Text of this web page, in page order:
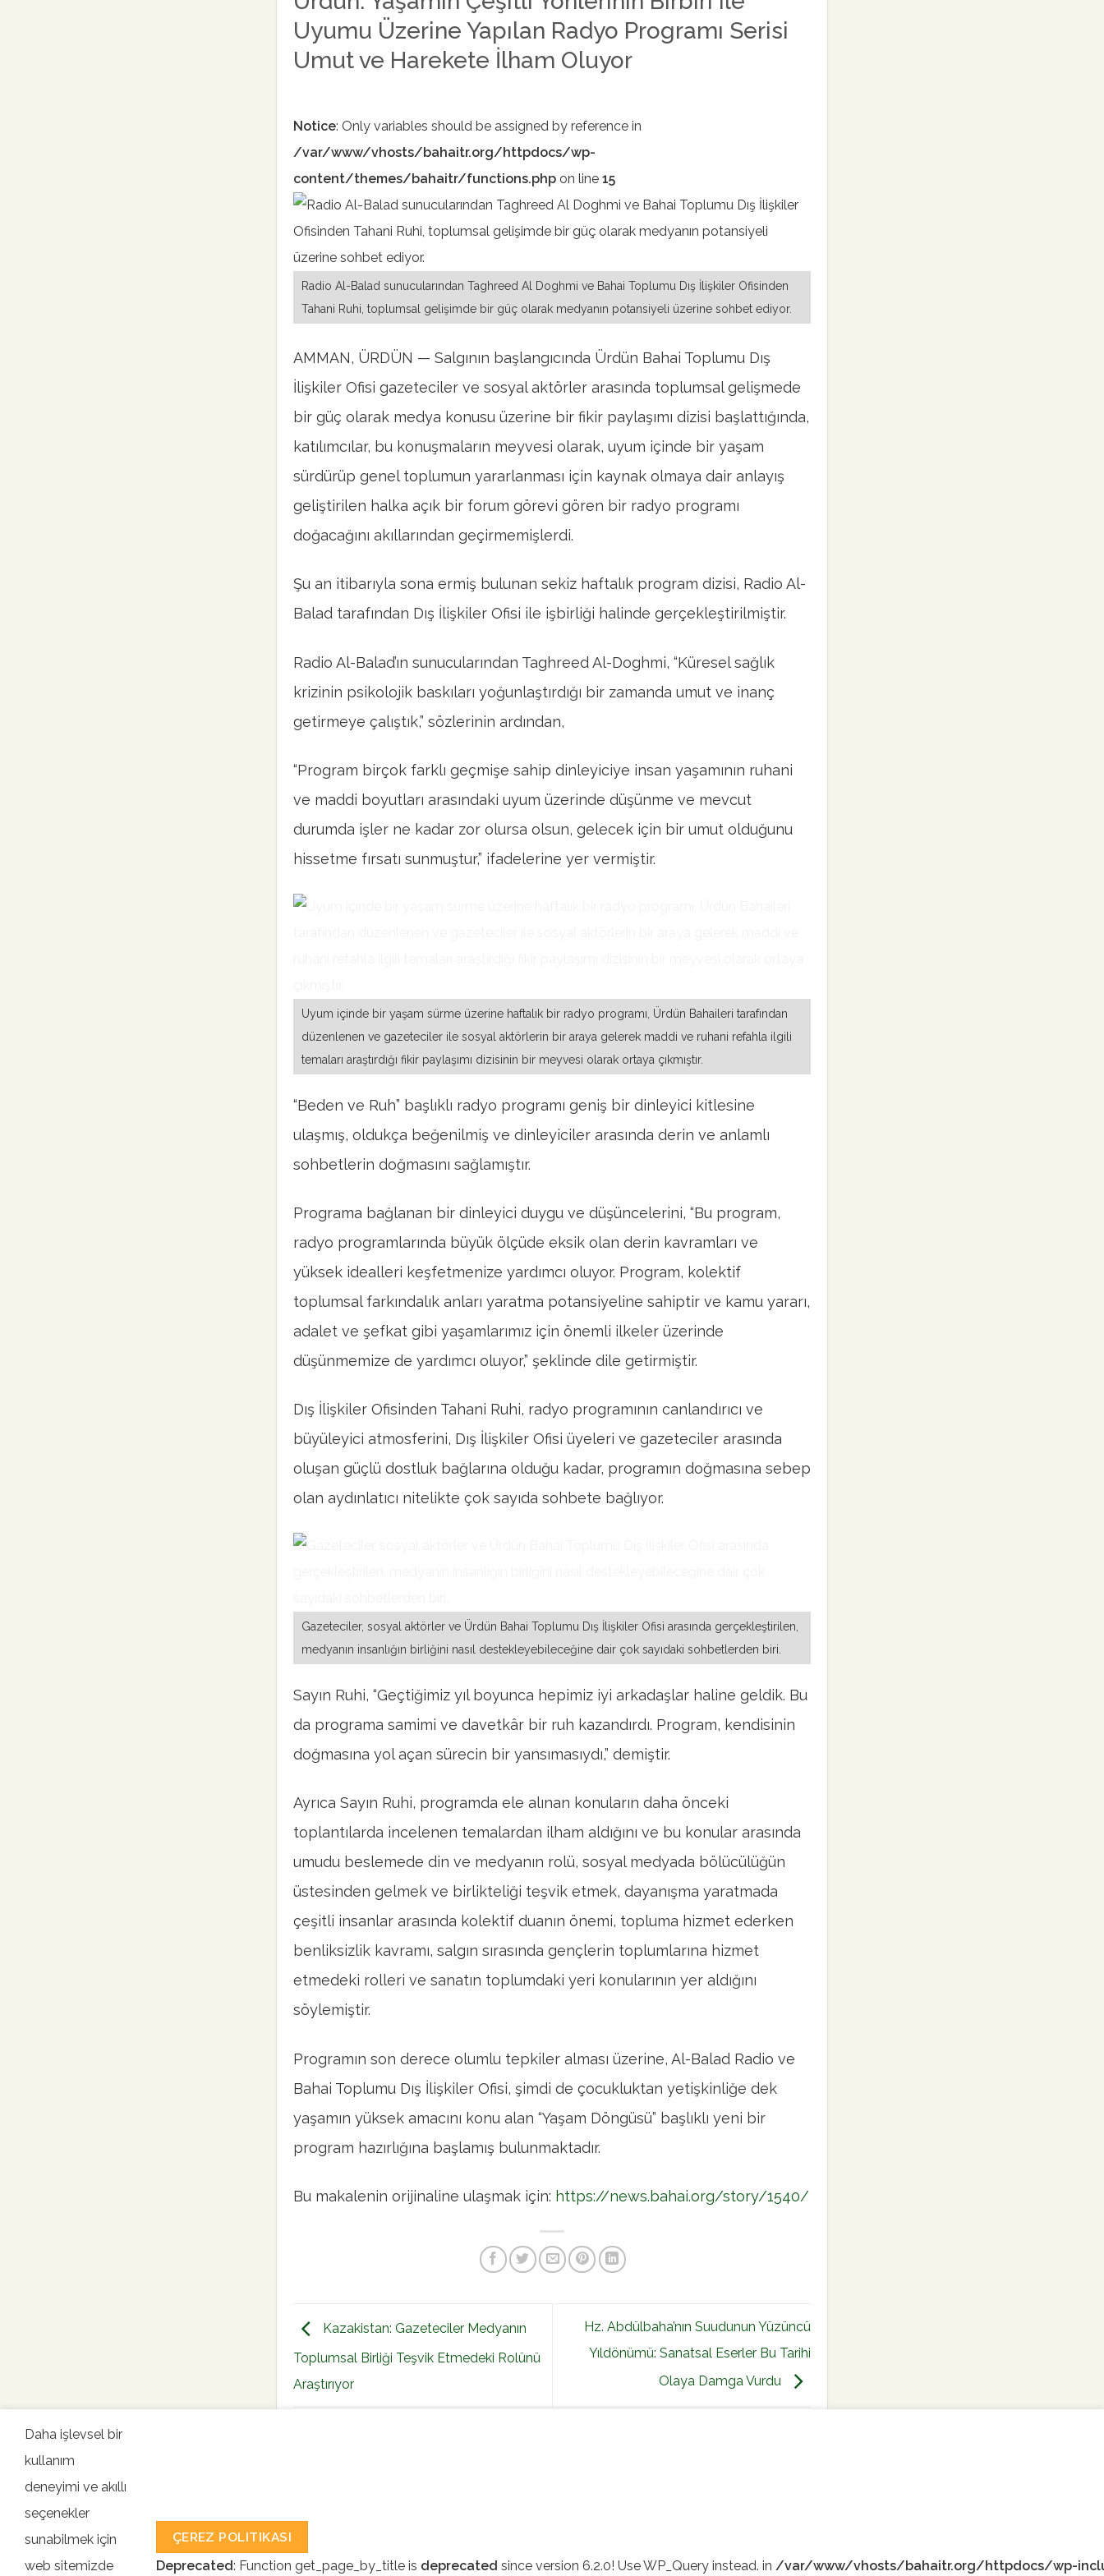
Uyumu Üzerine Yapılan Radyo Programı Serisi
Umut ve Harekete İlham Oluyor
Notice: Only variables should be assigned by reference in
/var/www/vhosts/bahaitr.org/httpdocs/wp-
content/themes/bahaitr/functions.php on line 15
Radio Al-Balad sunucularından Taghreed Al Doghmi ve Bahai Toplumu Dış İlişkiler Ofisinden
Tahani Ruhi, toplumsal gelişimde bir güç olarak medyanın potansiyeli üzerine sohbet ediyor.
AMMAN, ÜRDÜN — Salgının başlangıcında Ürdün Bahai Toplumu Dış
İlişkiler Ofisi gazeteciler ve sosyal aktörler arasında toplumsal gelişmede
bir güç olarak medya konusu üzerine bir fikir paylaşımı dizisi başlattığında,
katılımcılar, bu konuşmaların meyvesi olarak, uyum içinde bir yaşam
sürdürüp genel toplumun yararlanması için kaynak olmaya dair anlayış
geliştirilen halka açık bir forum görevi gören bir radyo programı
doğacağını akıllarından geçirmemişlerdi.
Şu an itibarıyla sona ermiş bulunan sekiz haftalık program dizisi, Radio Al-
Balad tarafından Dış İlişkiler Ofisi ile işbirliği halinde gerçekleştirilmiştir.
Radio Al-Balad’ın sunucularından Taghreed Al-Doghmi, “Küresel sağlık
krizinin psikolojik baskıları yoğunlaştırdığı bir zamanda umut ve inanç
getirmeye çalıştık,” sözlerinin ardından,
“Program birçok farklı geçmişe sahip dinleyiciye insan yaşamının ruhani
ve maddi boyutları arasındaki uyum üzerinde düşünme ve mevcut
durumda işler ne kadar zor olursa olsun, gelecek için bir umut olduğunu
hissetme fırsatı sunmuştur,” ifadelerine yer vermiştir.
Uyum içinde bir yaşam sürme üzerine haftalık bir radyo programı, Ürdün Bahaileri tarafından
düzenlenen ve gazeteciler ile sosyal aktörlerin bir araya gelerek maddi ve ruhani refahla ilgili
temaları araştırdığı fikir paylaşımı dizisinin bir meyvesi olarak ortaya çıkmıştır.
“Beden ve Ruh” başlıklı radyo programı geniş bir dinleyici kitlesine
ulaşmış, oldukça beğenilmiş ve dinleyiciler arasında derin ve anlamlı
sohbetlerin doğmasını sağlamıştır.
Programa bağlanan bir dinleyici duygu ve düşüncelerini, “Bu program,
radyo programlarında büyük ölçüde eksik olan derin kavramları ve
yüksek idealleri keşfetmenize yardımcı oluyor. Program, kolektif
toplumsal farkındalık anları yaratma potansiyeline sahiptir ve kamu yararı,
adalet ve şefkat gibi yaşamlarımız için önemli ilkeler üzerinde
düşünmemize de yardımcı oluyor,” şeklinde dile getirmiştir.
Dış İlişkiler Ofisinden Tahani Ruhi, radyo programının canlandırıcı ve
büyüleyici atmosferini, Dış İlişkiler Ofisi üyeleri ve gazeteciler arasında
oluşan güçlü dostluk bağlarına olduğu kadar, programın doğmasına sebep
olan aydınlatıcı nitelikte çok sayıda sohbete bağlıyor.
Gazeteciler, sosyal aktörler ve Ürdün Bahai Toplumu Dış İlişkiler Ofisi arasında gerçekleştirilen,
medyanın insanlığın birliğini nasıl destekleyebileceğine dair çok sayıdaki sohbetlerden biri.
Sayın Ruhi, “Geçtiğimiz yıl boyunca hepimiz iyi arkadaşlar haline geldik. Bu
da programa samimi ve davetkâr bir ruh kazandırdı. Program, kendisinin
doğmasına yol açan sürecin bir yansımasıydı,” demiştir.
Ayrıca Sayın Ruhi, programda ele alınan konuların daha önceki
toplantılarda incelenen temalardan ilham aldığını ve bu konular arasında
umudu beslemede din ve medyanın rolü, sosyal medyada bölücülüğün
üstesinden gelmek ve birlikteliği teşvik etmek, dayanışma yaratmada
çeşitli insanlar arasında kolektif duanın önemi, topluma hizmet ederken
benliksizlik kavramı, salgın sırasında gençlerin toplumlarına hizmet
etmedeki rolleri ve sanatın toplumdaki yeri konularının yer aldığını
söylemiştir.
Programın son derece olumlu tepkiler alması üzerine, Al-Balad Radio ve
Bahai Toplumu Dış İlişkiler Ofisi, şimdi de çocukluktan yetişkinliğe dek
yaşamın yüksek amacını konu alan “Yaşam Döngüsü” başlıklı yeni bir
program hazırlığına başlamış bulunmaktadır.
Bu makalenin orijinaline ulaşmak için: https://news.bahai.org/story/1540/
Kazakistan: Gazeteciler Medyanın
Toplumsal Birliği Teşvik Etmedeki Rolünü
Araştırıyor
Hz. Abdülbaha’nın Suudunun Yüzüncü
Yıldönümü: Sanatsal Eserler Bu Tarihi
Olaya Damga Vurdu
Daha işlevsel bir
kullanım
deneyimi ve akıllı
seçenekler
sunabilmek için
web sitemizde
ÇEREZ POLITIKASI
Deprecated: Function get_page_by_title is deprecated since version 6.2.0! Use WP_Query instead. in /var/www/vhosts/bahaitr.org/httpdocs/wp-